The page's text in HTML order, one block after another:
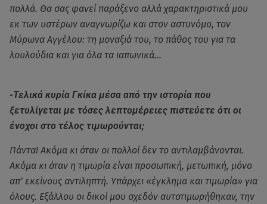
πολλά. Θα σας φανεί παράξενο αλλά χαρακτηριστικά μου
εκ των υστέρων αναγνωρίζω και στον αστυνόμο, τον
Μύρωνα Αγγέλου: τη μοναξιά του, το πάθος του για τα
λουλούδια και για όλα τα ιαπωνικά…
-Τελικά κυρία Γκίκα μέσα από την ιστορία που
ξετυλίγεται με τόσες λεπτομέρειες πιστεύετε ότι οι
ένοχοι στο τέλος τιμωρούνται;
Πάντα! Ακόμα κι όταν οι πολλοί δεν το αντιλαμβάνονται.
Ακόμα κι όταν η τιμωρία είναι προσωπική, μετωπική, μόνο
απ’ εκείνους αντιληπτή. Υπάρχει «έγκλημα και τιμωρία» για
όλους. Εξάλλου οι δικοί μου σχεδόν αυτοτιμωρήθηκαν, την